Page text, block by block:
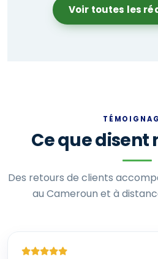
Voir toutes les
Ce que disent
Des retours de clients
au Cameroun et à